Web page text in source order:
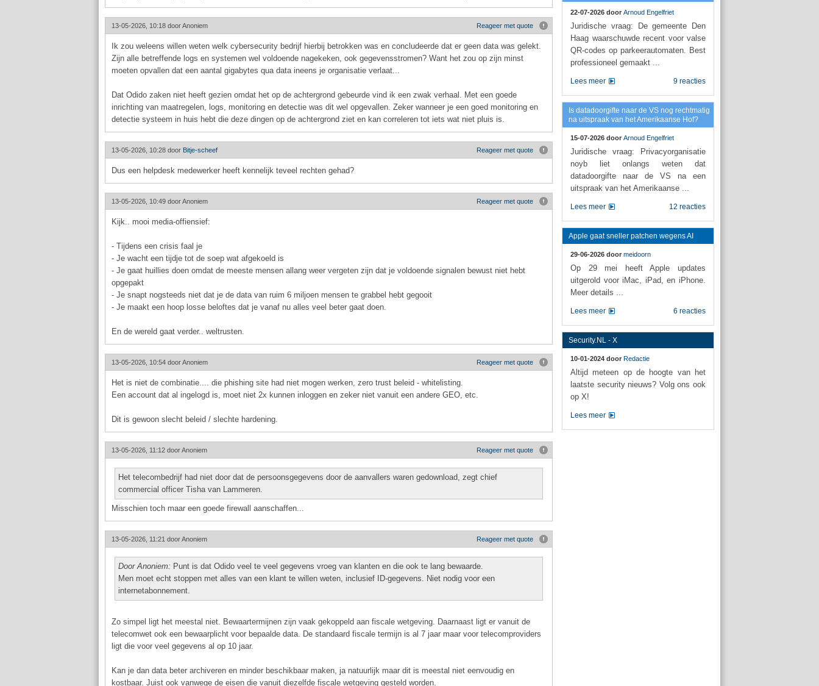
Reageer met quote
13-05-2026, 10:18 doorAnoniem
Ik zou weleens willen weten welk cybersecurity bedrijf hierbij betrokken was en concludeerde dat er geen data was gelekt.
Zijn alle betreffende logs en systemen wel voldoende nagekeken, ook gegevensstromen? Want het zou op zijn minst
moeten opvallen dat een aantal gigabytes qua data ineens je organisatie verlaat...
Dat Odido zaken niet heeft gezien omdat het op de achtergrond gebeurde vind ik een zwak verhaal. Met een goede
inrichting van maatregelen, logs, monitoring en detectie was dit wel opgevallen. Zeker wanneer je een goed monitoring en
detectie systeem in huis hebt die deze dingen op de achtergrond ziet en kan correleren tot iets wat niet pluis is.
Reageer met quote
13-05-2026, 10:28 door Bitje-scheef
Dus een helpdesk medewerker heeft kennelijk teveel rechten gehad?
Reageer met quote
13-05-2026, 10:49 doorAnoniem
Kijk.. mooi media-offiensief:
- Tijdens een crisis faal je
- Je wacht een tijdje tot de soep wat afgekoeld is
- Je gaat huillies doen omdat de meeste mensen allang weer vergeten zijn dat je voldoende signalen bewust niet hebt
opgepakt
- Je snapt nogsteeds niet dat je de data van ruim 6 miljoen mensen te grabbel hebt gegooit
- Je maakt een hoop losse beloftes dat je vanaf nu alles veel beter gaat doen.
En de wereld gaat verder.. weltrusten.
Reageer met quote
13-05-2026, 10:54 doorAnoniem
Het is niet de combinatie.... die phishing site had niet mogen werken, zero trust beleid - whitelisting.
Een account dat al ingelogd is, moet niet 2x kunnen inloggen en zeker niet vanuit een andere GEO, etc.
Dit is gewoon slecht beleid / slechte hardening.
Reageer met quote
13-05-2026, 11:12 doorAnoniem
Het telecombedrijf had niet door dat de persoonsgegevens door de aanvallers waren gedownload, zegt chief
commercial officer Tisha van Lammeren.
Misschien toch maar een goede firewall aanschaffen...
Reageer met quote
13-05-2026, 11:21 doorAnoniem
Door Anoniem: Punt is dat Odido veel te veel gegevens vroeg van klanten en die ook te lang bewaarde.
Men moet echt stoppen met alles van een klant te willen weten, inclusief ID-gegevens. Niet nodig voor een
internetabonnement.
Zo simpel ligt het meestal niet. Bewaartermijnen zijn vaak gekoppeld aan fiscale wetgeving. Daarnaast ligt er vanuit de
telecomwet ook een bewaarplicht voor bepaalde data. De standaard fiscale termijn is al 7 jaar maar voor telecomproviders
ligt die voor veel gegevens al op 10 jaar.
Kan je dan data beter archiveren en minder beschikbaar maken, ja natuurlijk maar dit is meestal niet eenvoudig en
kostbaar. Juist ook vanwege de eisen die vanuit diezelfde fiscale wetgeving gesteld worden.
22-07-2026 door Arnoud Engelfriet
Juridische vraag: De gemeente Den
Haag waarschuwde recent voor valse
QR-codes op parkeerautomaten. Best
professioneel gemaakt ...
9 reacties
Lees meer
Is datadoorgifte naar de VS nog rechtmatig
na uitspraak van het Amerikaanse Hof?
15-07-2026 door Arnoud Engelfriet
Juridische vraag: Privacyorganisatie
noyb liet onlangs weten dat
datadoorgifte naar de VS na een
uitspraak van het Amerikaanse ...
12 reacties
Lees meer
Apple gaat sneller patchen wegens AI
29-06-2026 door meidoorn
Op 29 mei heeft Apple updates
uitgerold voor iMac, iPad, en iPhone.
Meer details ...
6 reacties
Lees meer
Security.NL - X
10-01-2024 door Redactie
Altijd meteen op de hoogte van het
laatste security nieuws? Volg ons ook
op X!
Lees meer